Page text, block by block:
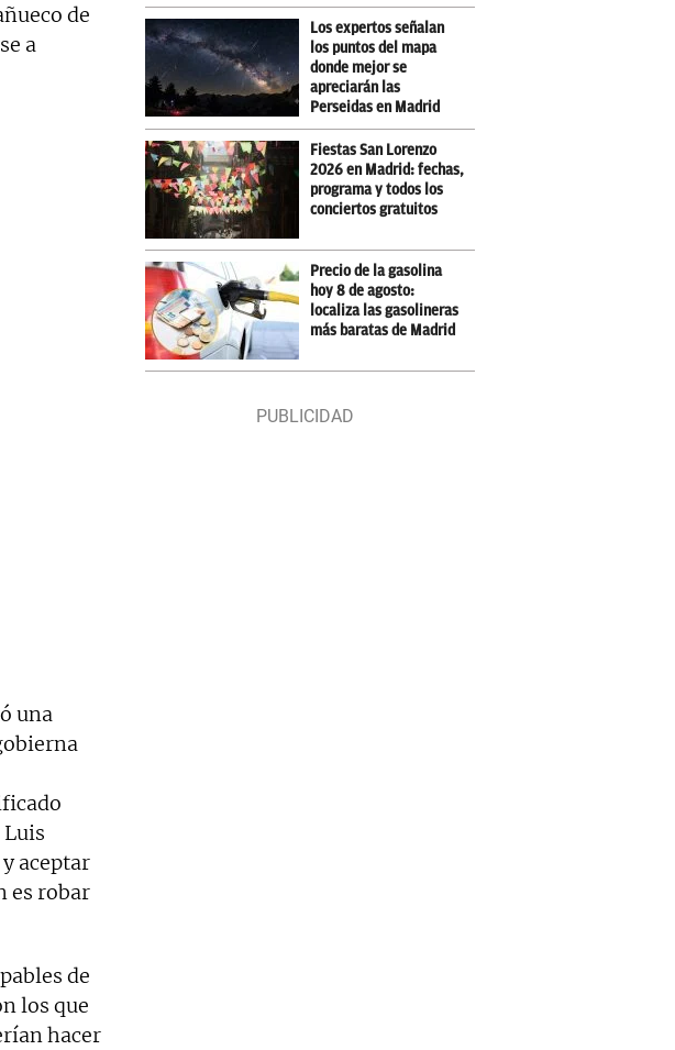
de
a
una
aceptar
es robar
de
los que
hacer
Los expertos señalan
los puntos del mapa
donde mejor se
apreciarán las
Perseidas en Madrid
Fiestas San Lorenzo
2026 en Madrid: fechas,
programa y todos los
conciertos gratuitos
Precio de la gasolina
hoy 8 de agosto:
localiza las gasolineras
más baratas de Madrid